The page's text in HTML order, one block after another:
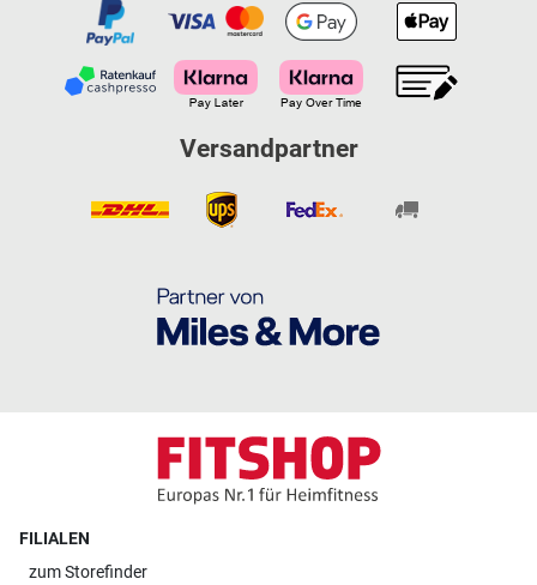
Versandpartner
FILIALEN
zumStorefinder